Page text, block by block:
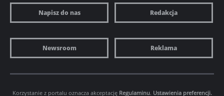
Napisz do nas Redakcja
Newsroom Reklama
Korzystanie z portalu oznacza akceptację Regulaminu. Ustawienia preferencji.